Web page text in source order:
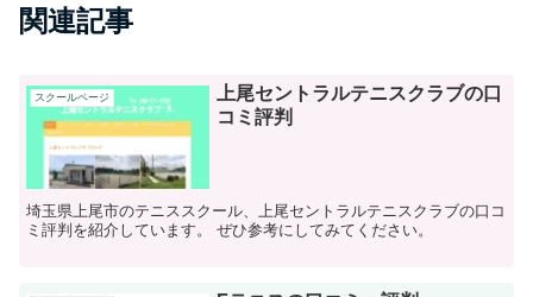
関連記事
スクールページ
上尾セントラルテニスクラブの口
コミ評判
埼玉県上尾市のテニススクール、上尾セントラルテニスクラブの口コ
ミ評判を紹介しています。 ぜひ参考にしてみてください。